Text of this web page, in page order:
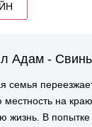
Адам -
семья
на
жизнь. В попытке